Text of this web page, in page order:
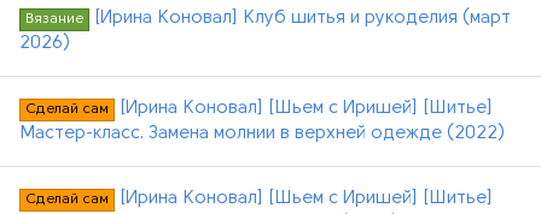
Вязание
[Ирина Коновал] Клуб шитья и рукоделия (март
2026)
Сделай сам
[Ирина Коновал] [Шьем с Иришей] [Шитье]
Мастер-класс. Замена молнии в верхней одежде (2022)
Сделай сам
[Ирина Коновал] [Шьем с Иришей] [Шитье]